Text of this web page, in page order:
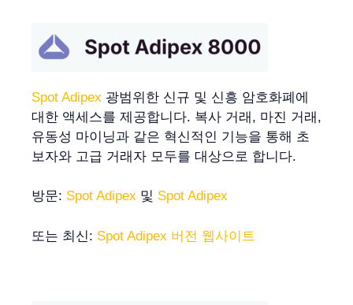
Spot Adipex 광범위한 신규 및 신흥 암호화폐에
대한 액세스를 제공합니다. 복사 거래, 마진 거래,
유동성 마이닝과 같은 혁신적인 기능을 통해 초
보자와 고급 거래자 모두를 대상으로 합니다.
방문: Spot Adipex 및 Spot Adipex
또는 최신: Spot Adipex 버전 웹사이트